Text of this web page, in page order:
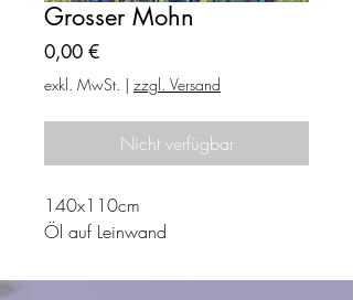
Grosser Mohn
0,00 €Preis
exkl. MwSt. | zzgl. Versand
Nicht verfügbar
140x110cm
Öl auf Leinwand